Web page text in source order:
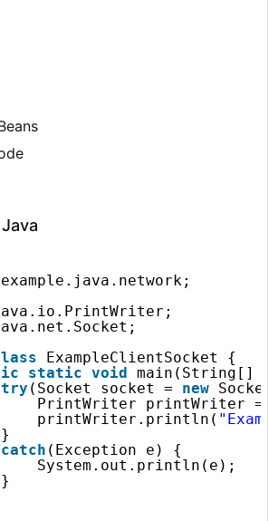
example.java.network;
ExampleClientSocket {
static void main(String[]
try (Socket socket = new
PrintWriter printWriter
printWriter.println(
}
catch (Exception e) {
System.out.println(e);
}